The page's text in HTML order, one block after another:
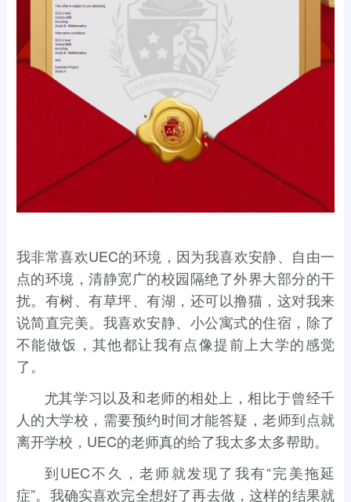
我非常喜欢UEC的环境，因为我喜欢安静、自由一
点的环境，清静宽广的校园隔绝了外界大部分的干
扰。有树、有草坪、有湖，还可以撸猫，这对我来
说简直完美。我喜欢安静、小公寓式的住宿，除了
不能做饭，其他都让我有点像提前上大学的感觉
了。
尤其学习以及和老师的相处上，相比于曾经千
人的大学校，需要预约时间才能答疑，老师到点就
离开学校，UEC的老师真的给了我太多太多帮助。
到UEC不久，老师就发现了我有“完美拖延
症”。我确实喜欢完全想好了再去做，这样的结果就